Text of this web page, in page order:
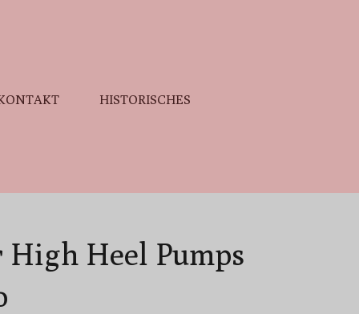
HISTORISCHES
High Heel Pumps